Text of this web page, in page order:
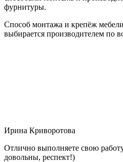
фурнитуры.
Способ монтажа и крепёж
выбирается производителем по
Ирина Криворотова
Отлично выполняете свою
довольны, респект!)